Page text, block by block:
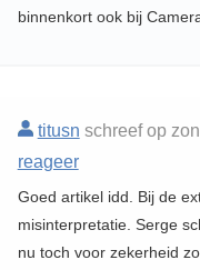
binnenkort ook bij
titusn schreef op
reageer
Goed artikel idd. Bij de
misinterpretatie. Serge
nu toch voor zekerheid